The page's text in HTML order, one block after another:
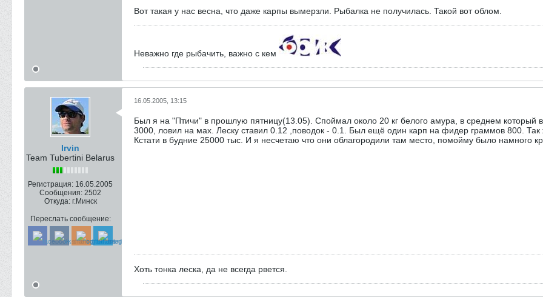
Вот такая у нас весна, что даже карпы вымерзли. Рыбалка не получилась. Такой вот облом.
Неважно где рыбачить, важно с кем
Irvin
Team Tubertini Belarus
Регистрация: 16.05.2005
Сообщения: 2502
Откуда: г.Минск
Переслать сообщение:
16.05.2005, 13:15
Был я на "Птичи" в прошлую пятницу(13.05). Споймал около 20 кг белого амура, в среднем который
3000, ловил на мах. Леску ставил 0.12 ,поводок - 0.1. Был ещё один карп на фидер граммов 800.
Кстати в будние 25000 тыс. И я несчетаю что они облагородили там место, помойму было намного
Хоть тонка леска, да не всегда рвется.